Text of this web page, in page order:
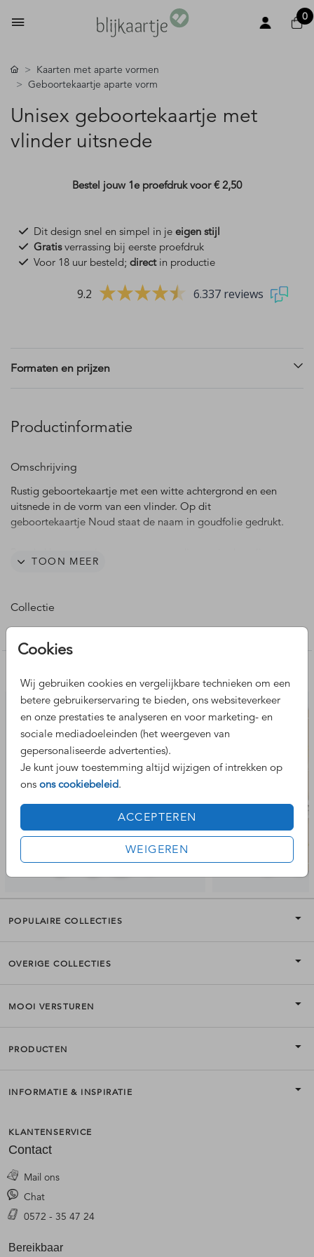
0
Cookies
Wij gebruiken cookies en vergelijkbare technieken om een
betere gebruikerservaring te bieden, ons websiteverkeer
en onze prestaties te analyseren en voor marketing- en
sociale mediadoeleinden (het weergeven van
gepersonaliseerde advertenties).
Je kunt jouw toestemming altijd wijzigen of intrekken op
ons ons cookiebeleid.
ACCEPTEREN
WEIGEREN
Kaarten met aparte vormen
Geboortekaartje aparte vorm
Unisex geboortekaartje met
vlinder uitsnede
Bestel jouw 1e proefdruk voor€ 2,50
Dit design snel en simpel in je eigen stijl
Gratisverrassing bij eerste proefdruk
Voor 18 uur besteld; directin productie
9.2 6.337 reviews
Formaten en prijzen
Productinformatie
Omschrijving
Rustig geboortekaartje met een witte achtergrond en een
uitsnede in de vorm van een vlinder. Op dit
geboortekaartje Noud staat de naam in goudfolie gedrukt.
editor.TOON MEER
Collectie
Geboortekaartje aparte vorm
Nog meer leuke ontwerpen
POPULAIRE COLLECTIES
OVERIGE COLLECTIES
MOOI VERSTUREN
PRODUCTEN
INFORMATIE & INSPIRATIE
KLANTENSERVICE
Contact
Mail ons
Chat
0572 - 35 47 24
Bereikbaar